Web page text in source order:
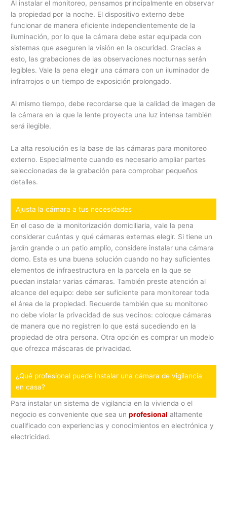
Al instalar el monitoreo, pensamos principalmente en observar
la propiedad por la noche. El dispositivo externo debe
funcionar de manera eficiente independientemente de la
iluminación, por lo que la cámara debe estar equipada con
sistemas que aseguren la visión en la oscuridad. Gracias a
esto, las grabaciones de las observaciones nocturnas serán
legibles. Vale la pena elegir una cámara con un iluminador de
infrarrojos o un tiempo de exposición prolongado.
Al mismo tiempo, debe recordarse que la calidad de imagen de
la cámara en la que la lente proyecta una luz intensa también
será ilegible.
La alta resolución es la base de las cámaras para monitoreo
externo. Especialmente cuando es necesario ampliar partes
seleccionadas de la grabación para comprobar pequeños
detalles.
Ajusta la cámara a tus necesidades
En el caso de la monitorización domiciliaria, vale la pena
considerar cuántas y qué cámaras externas elegir. Si tiene un
jardín grande o un patio amplio, considere instalar una cámara
domo. Esta es una buena solución cuando no hay suficientes
elementos de infraestructura en la parcela en la que se
puedan instalar varias cámaras. También preste atención al
alcance del equipo: debe ser suficiente para monitorear toda
el área de la propiedad. Recuerde también que su monitoreo
no debe violar la privacidad de sus vecinos: coloque cámaras
de manera que no registren lo que está sucediendo en la
propiedad de otra persona. Otra opción es comprar un modelo
que ofrezca máscaras de privacidad.
¿Qué profesional puede instalar una cámara de vigilancia
en casa?
Para instalar un sistema de vigilancia en la vivienda o el
negocio es conveniente que sea unprofesional altamente
cualificado con experiencias y conocimientos en electrónica y
electricidad.